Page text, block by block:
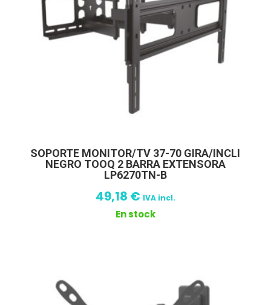
SOPORTE MONITOR/TV 37-70 GIRA/INCLI
NEGRO TOOQ 2 BARRA EXTENSORA
LP6270TN-B
49,18 € IVA incl.
En stock